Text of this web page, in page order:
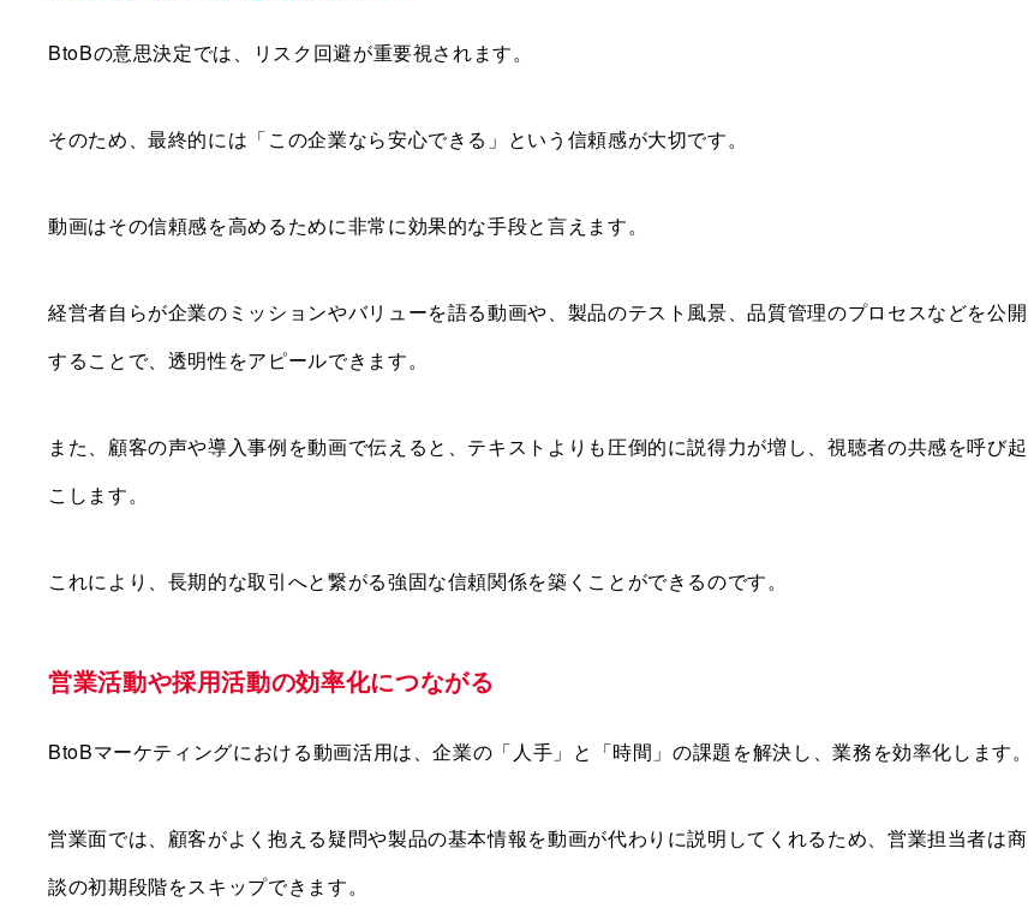
BtoBの意思決定では、リスク回避が重要視されます。
そのため、最終的には「この企業なら安心できる」という信頼感が大切です。
動画はその信頼感を高めるために非常に効果的な手段と言えます。
経営者自らが企業のミッションやバリューを語る動画や、製品のテスト風景、品質管理のプロセスなどを公開
することで、透明性をアピールできます。
また、顧客の声や導入事例を動画で伝えると、テキストよりも圧倒的に説得力が増し、視聴者の共感を呼び起
こします。
これにより、長期的な取引へと繋がる強固な信頼関係を築くことができるのです。
営業活動や採用活動の効率化につながる
BtoBマーケティングにおける動画活用は、企業の「人手」と「時間」の課題を解決し、業務を効率化します。
営業面では、顧客がよく抱える疑問や製品の基本情報を動画が代わりに説明してくれるため、営業担当者は商
談の初期段階をスキップできます。